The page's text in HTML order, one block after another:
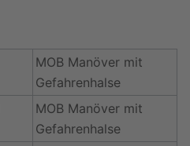
MOB Manöver mit
Gefahrenhalse
MOB Manöver mit
Gefahrenhalse